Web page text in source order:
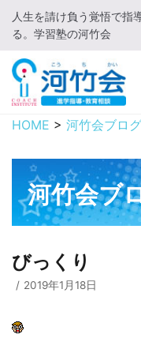
コ
ン
テ
ン
ツ
に
キ
プ
人生を請け負う覚悟で指
る。学習塾の河竹会
HOME
新着情報
□ お知らせ
河竹会について
□ 河竹会について
□ 小学部
実 績
HOME > 河竹会ブログ
河竹会ブ
びっくり
2019年1月18日